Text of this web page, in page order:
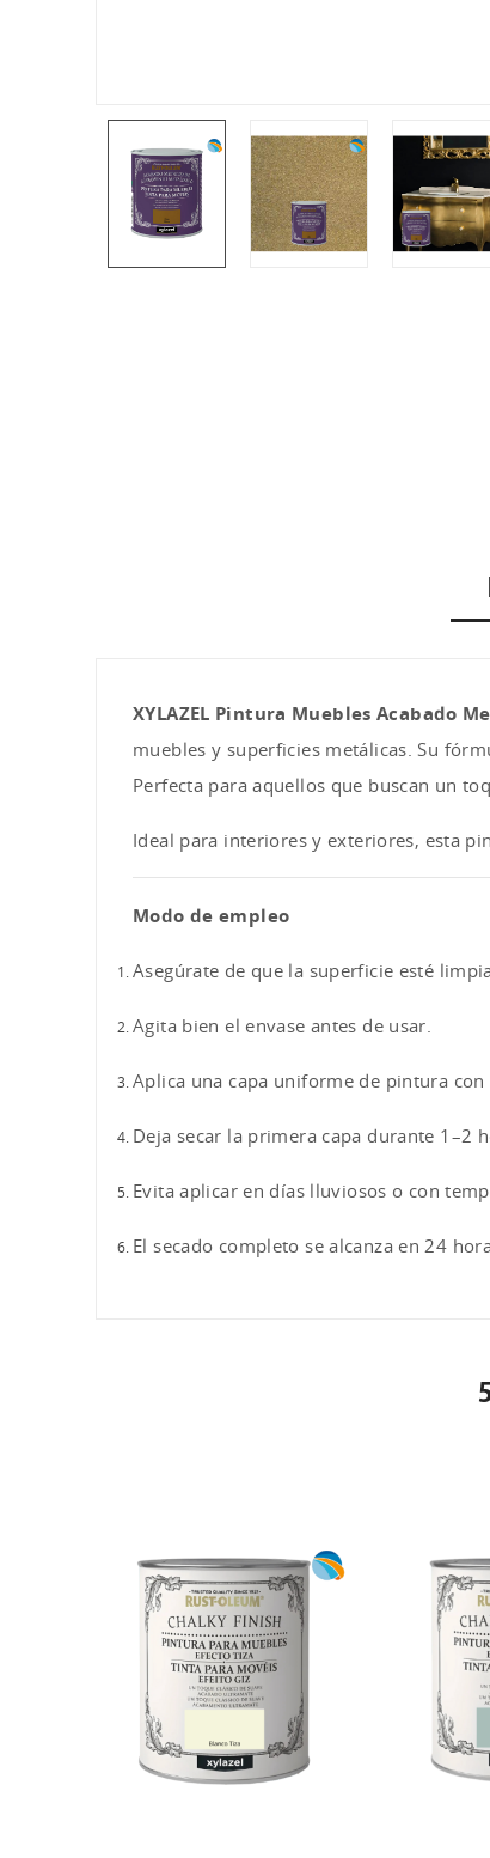
XYLAZEL Pintura Muebles Acabado
muebles y superficies metálicas. Su
Perfecta para aquellos que buscan un
Ideal para interiores y exteriores, esta
Modo de empleo
Asegúrate de que la superficie esté
Agita bien el envase antes de usar.
Aplica una capa uniforme de pintura
Deja secar la primera capa durante 1–2
Evita aplicar en días lluviosos o con
El secado completo se alcanza en 24